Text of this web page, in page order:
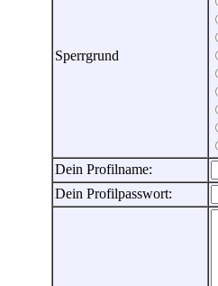
Sperrgrund
Dein Profilname:
Dein Profilpasswort: